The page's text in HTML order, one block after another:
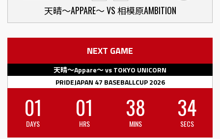
天晴〜APPARE〜 VS 相模原AMBITION
NEXT GAME
天晴〜Appare〜 vs TOKYO UNICORN
PRIDEJAPAN 47 BASEBALLCUP 2026
01
DAYS
01
HRS
38
MINS
33
SECS